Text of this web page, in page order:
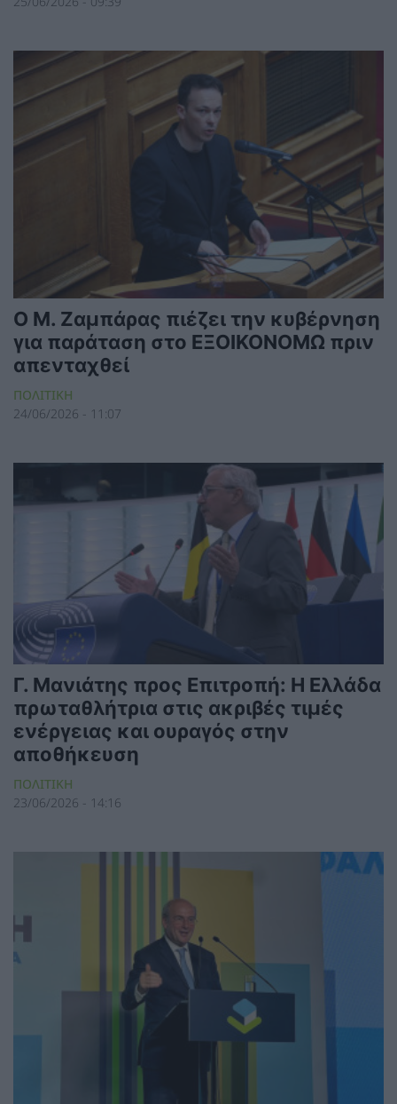
Ο Μ. Ζαμπάρας πιέζει την κυβέρνηση
για παράταση στο ΕΞΟΙΚΟΝΟΜΩ πριν
απενταχθεί
ΠΟΛΙΤΙΚΗ
24/06/2026 - 11:07
Γ. Μανιάτης προς Επιτροπή: Η Ελλάδα
πρωταθλήτρια στις ακριβές τιμές
ενέργειας και ουραγός στην
αποθήκευση
ΠΟΛΙΤΙΚΗ
23/06/2026 - 14:16